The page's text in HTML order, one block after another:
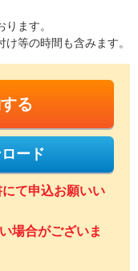
ます。
等の時間も含みます。
る
ード
て申込お願いい
場合がございま